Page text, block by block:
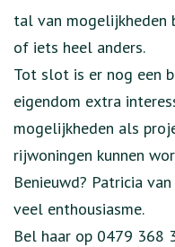
tal van mogelijkheden
of iets heel anders.
Tot slot is er nog een
eigendom extra
mogelijkheden als
rijwoningen kunnen
Benieuwd? Patricia
veel enthousiasme.
Bel haar op 0479 368